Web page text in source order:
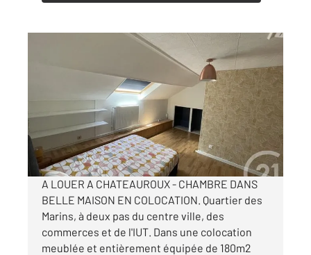
Appartement Chambre à louer
500 €
par mois charges comprises
A LOUER A CHATEAUROUX - CHAMBRE DANS
BELLE MAISON EN COLOCATION. Quartier des
Marins, à deux pas du centre ville, des
commerces et de l'IUT. Dans une colocation
meublée et entièrement équipée de 180m2